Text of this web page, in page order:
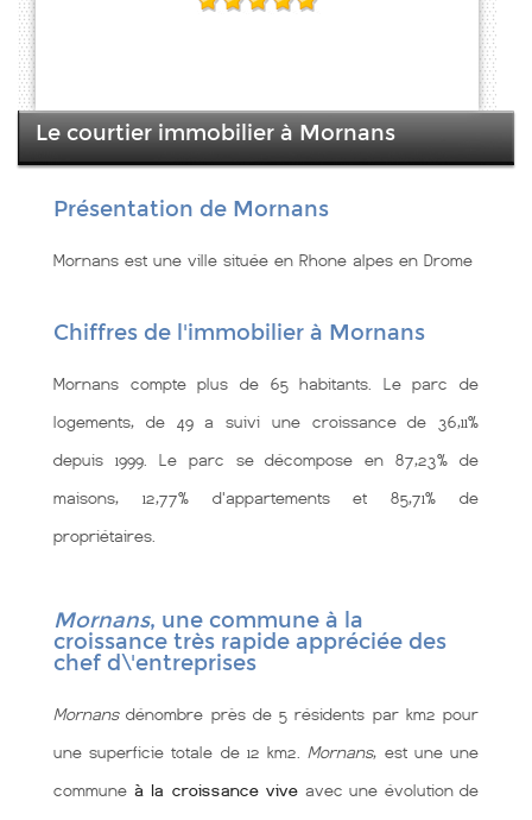
Le courtier immobilier à Mornans
Présentation de Mornans
Mornans est une ville située en Rhone alpes en Drome
Chiffres de l'immobilier à Mornans
Mornans compte plus de 65 habitants. Le parc de
logements, de 49 a suivi une croissance de 36,11%
depuis 1999. Le parc se décompose en 87,23% de
maisons, 12,77% d'appartements et 85,71% de
propriétaires.
Mornans, une commune à la
croissance très rapide appréciée des
chef d\'entreprises
Mornansdénombre près de 5 résidents par km2 pour
une superficie totale de 12 km2. Mornans, est une une
commune à la croissance vive avec une évolution de